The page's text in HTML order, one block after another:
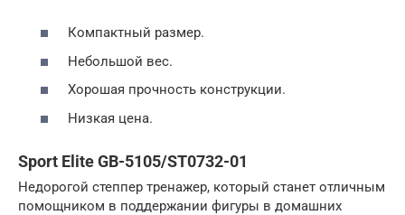
Компактный размер.
Небольшой вес.
Хорошая прочность конструкции.
Низкая цена.
Sport Elite GB-5105/ST0732-01
Недорогой степпер тренажер, который станет отличным
помощником в поддержании фигуры в домашних